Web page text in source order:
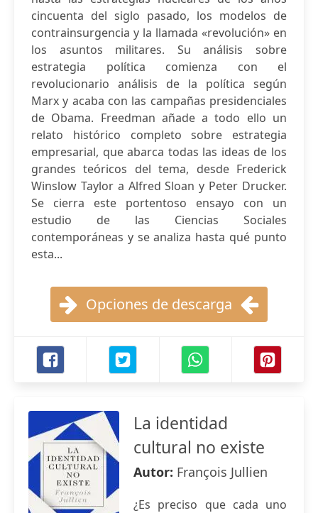
cincuenta del siglo pasado, los modelos de
contrainsurgencia y la llamada «revolución» en
los asuntos militares. Su análisis sobre
estrategia política comienza con el
revolucionario análisis de la política según
Marx y acaba con las campañas presidenciales
de Obama. Freedman añade a todo ello un
relato histórico completo sobre estrategia
empresarial, que abarca todas las ideas de los
grandes teóricos del tema, desde Frederick
Winslow Taylor a Alfred Sloan y Peter Drucker.
Se cierra este portentoso ensayo con un
estudio de las Ciencias Sociales
contemporáneas y se analiza hasta qué punto
esta...
Opciones de descarga
La identidad
cultural no existe
Autor: François Jullien
¿Es preciso que cada uno